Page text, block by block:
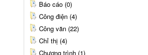
Báo cáo (0)
Công điện (4)
Công văn (22)
Chỉ thị (4)
Chương trình (1)